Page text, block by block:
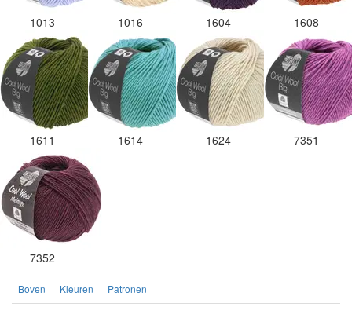
1013 1016 1604 1608
1611 1614 1624 7351
7352
Boven Kleuren Patronen